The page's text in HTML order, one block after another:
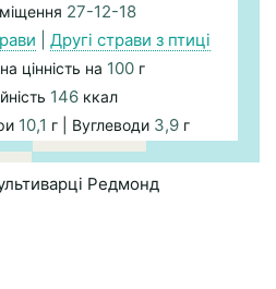
27-12-18
Другі страви з птиці
цінність на 100 г
146 ккал
10,1 г | Вуглеводи 3,9г